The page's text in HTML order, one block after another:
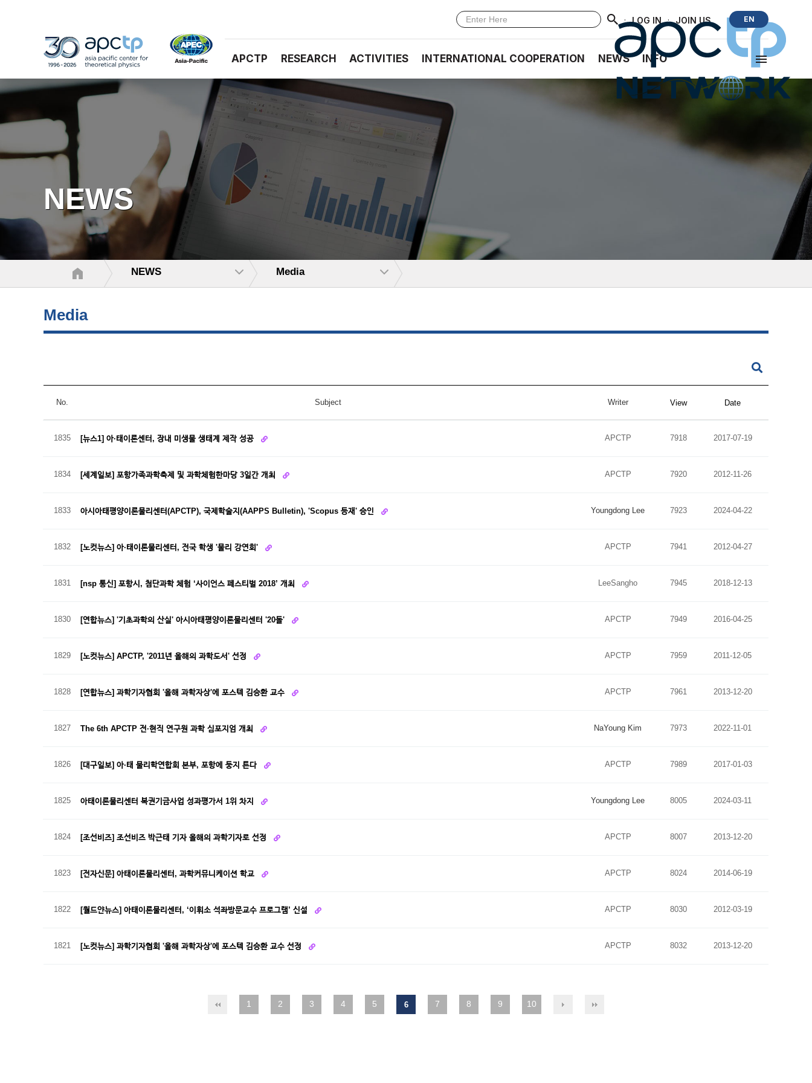
· LOG IN · JOIN US EN
APCTP RESEARCH ACTIVITIES INTERNATIONAL COOPERATION NEWS INFO
NEWS
NEWS Media
Media
No. Subject Writer View Date
1835 [뉴스1] 아·태이론센터, 장내 미생물 생태계 제작 성공 APCTP 7918 2017-07-19
1834 [세계일보] 포항가족과학축제 및 과학체험한마당 3일간 개최 APCTP 7920 2012-11-26
1833 아시아태평양이론물리센터(APCTP), 국제학술지(AAPPS Bulletin), 'Scopus 등재' 승인 Youngdong Lee 7923 2024-04-22
1832 [노컷뉴스] 아·태이론물리센터, 전국 학생 '물리 강연회' APCTP 7941 2012-04-27
1831 [nsp 통신] 포항시, 첨단과학 체험 ‘사이언스 페스티벌 2018’ 개최 LeeSangho 7945 2018-12-13
1830 [연합뉴스] '기초과학의 산실' 아시아태평양이론물리센터 '20돌' APCTP 7949 2016-04-25
1829 [노컷뉴스] APCTP, '2011년 올해의 과학도서' 선정 APCTP 7959 2011-12-05
1828 [연합뉴스] 과학기자협회 '올해 과학자상'에 포스텍 김승환 교수 APCTP 7961 2013-12-20
1827 The 6th APCTP 전·현직 연구원 과학 심포지엄 개최 NaYoung Kim 7973 2022-11-01
1826 [대구일보] 아·태 물리학연합회 본부, 포항에 둥지 튼다 APCTP 7989 2017-01-03
1825 아태이론물리센터 복권기금사업 성과평가서 1위 차지 Youngdong Lee 8005 2024-03-11
1824 [조선비즈] 조선비즈 박근태 기자 올해의 과학기자로 선정 APCTP 8007 2013-12-20
1823 [전자신문] 아태이론물리센터, 과학커뮤니케이션 학교 APCTP 8024 2014-06-19
1822 [월드얀뉴스] 아태이론물리센터, ‘이휘소 석좌방문교수 프로그램’ 신설 APCTP 8030 2012-03-19
1821 [노컷뉴스] 과학기자협회 '올해 과학자상'에 포스텍 김승환 교수 선정 APCTP 8032 2013-12-20
1 2 3 4 5 6 7 8 9 10